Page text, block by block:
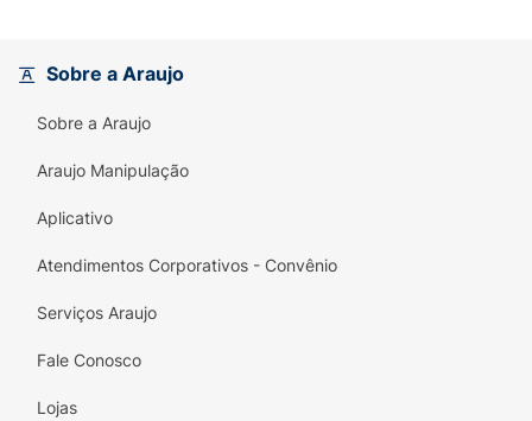
Sobre a Araujo
Sobre a Araujo
Araujo Manipulação
Aplicativo
Atendimentos Corporativos - Convênio
Serviços Araujo
Fale Conosco
Lojas